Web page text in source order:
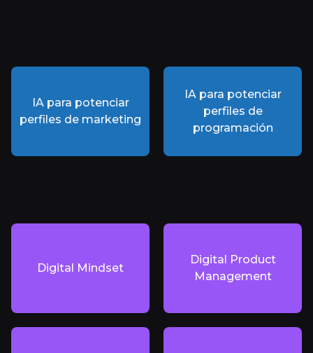
IA para potenciar
perfiles de marketing
IA para potenciar
perfiles de
programación
Digital Mindset
Digital Product
Management